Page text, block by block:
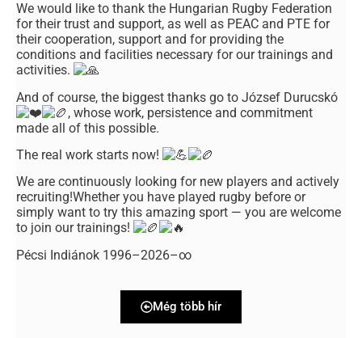
We would like to thank the Hungarian Rugby Federation
for their trust and support, as well as PEAC and PTE for
their cooperation, support and for providing the
conditions and facilities necessary for our trainings and
activities.
And of course, the biggest thanks go to József Durucskó
, whose work, persistence and commitment
made all of this possible.
The real work starts now!
We are continuously looking for new players and actively
recruiting!Whether you have played rugby before or
simply want to try this amazing sport — you are welcome
to join our trainings!
Pécsi Indiánok 1996–2026–∞
Még több hír